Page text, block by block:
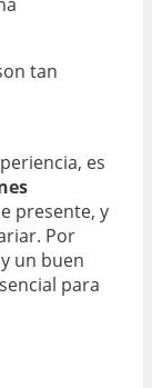
tan
es
presente, y
Por
un buen
para